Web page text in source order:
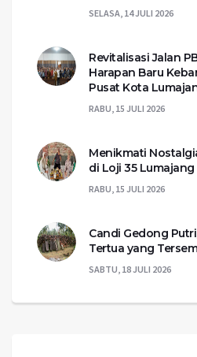
SELASA, 14 JULI 2026
Revitalisasi Jalan
Harapan Baru
Pusat Kota
RABU, 15 JULI 2026
Menikmati
di Loji 35 Lumajang
RABU, 15 JULI 2026
Candi Gedong
Tertua yang
SABTU, 18 JULI 2026